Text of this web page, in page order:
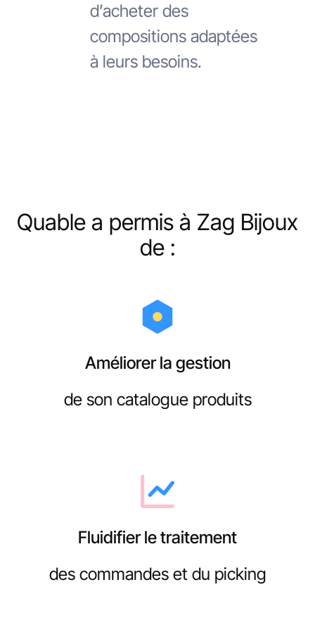
d’acheter des
compositions adaptées
à leurs besoins.
Quable a permis à Zag Bijoux
de :
Améliorer la gestion
de son catalogue produits
Fluidifier le traitement
des commandes et du picking